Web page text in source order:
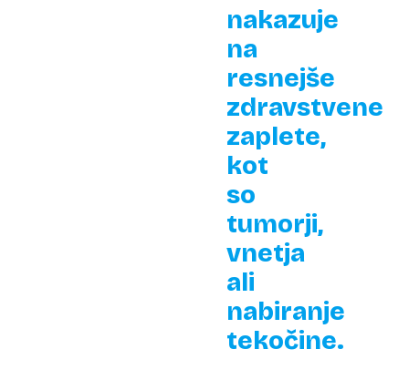
nakazuje
na
resnejše
zdravstvene
zaplete,
kot
so
tumorji,
vnetja
ali
nabiranje
tekočine.